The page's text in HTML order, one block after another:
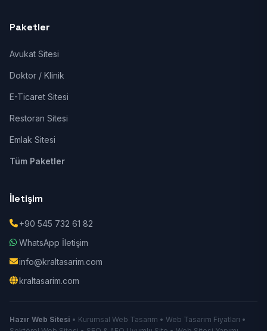
Paketler
Avukat Sitesi
Doktor / Klinik
E-Ticaret Sitesi
Restoran Sitesi
Emlak Sitesi
Tüm Paketler
İletişim
+90 545 732 61 82
WhatsApp İletişim
info@kraltasarim.com
kraltasarim.com
Hazır Web Sitesi • Kurumsal Web Tasarım • Web Tasarım Fiyatları •